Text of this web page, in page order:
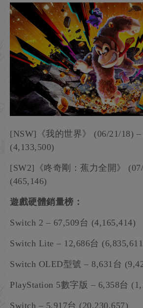
[NSW]《我的世界》 (06/21/18) –
(4,133,500)
[SW2]《咚奇剛：蕉力全開》
(465,146)
遊戲硬體銷量榜：
Switch 2 – 67,509台 (4,165,414)
Switch Lite – 12,686台
Switch OLED型號 – 8,631台
PlayStation 5數字版 – 6,358台
Switch – 5,917台 (20,230,657)